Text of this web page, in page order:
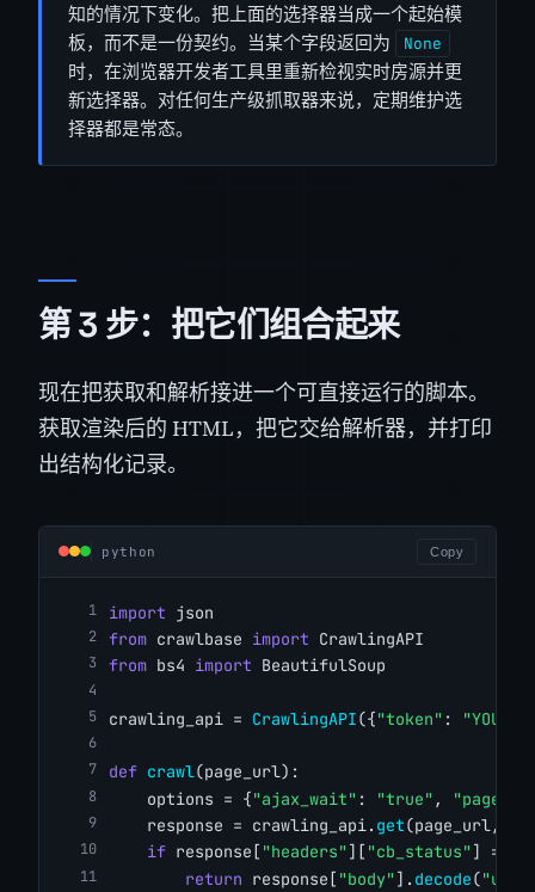
知的情况下变化。把上面的选择器当成一个起始模
板，而不是一份契约。当某个字段返回为
None
时，在浏览器开发者工具里重新检视实时房源并更
新选择器。对任何生产级抓取器来说，定期维护选
择器都是常态。
第 3 步：把它们组合起来
现在把获取和解析接进一个可直接运行的脚本。
获取渲染后的 HTML，把它交给解析器，并打印
出结构化记录。
python Copy
import json
from crawlbase import CrawlingAPI
from bs4 import BeautifulSoup
crawling_api = CrawlingAPI({"token" :
def crawl(page_url):
    options = {
"ajax_wait" : "true" ,
    response = crawling_api.
get(page_url,
if response[ "headers" ][ "cb_status" ] ==
return response[ "body" ]. decode("utf-